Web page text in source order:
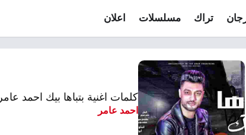
تراك مسلسلات اعلان
كلمات اغنية بتباها بيك احمد عامر 2022
احمد عامر